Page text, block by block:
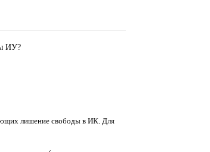
ИУ?
лишение свободы в ИК. Для